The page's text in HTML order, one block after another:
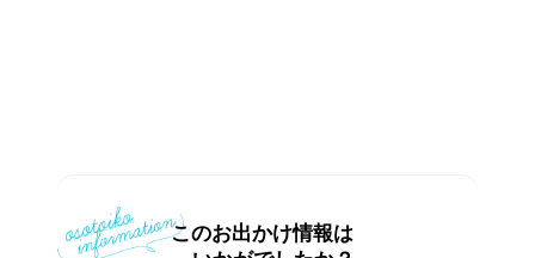
このお出かけ情報は